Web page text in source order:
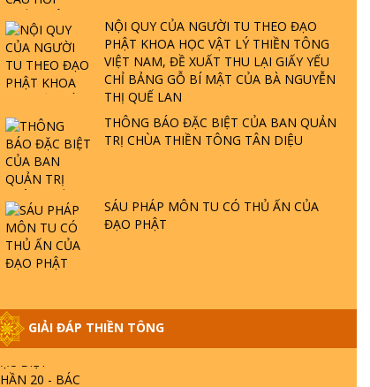
NỘI QUY CỦA NGƯỜI TU THEO ĐẠO
PHẬT KHOA HỌC VẬT LÝ THIỀN TÔNG
VIỆT NAM, ĐỀ XUẤT THU LẠI GIẤY YẾU
CHỈ BẢNG GỖ BÍ MẬT CỦA BÀ NGUYỄN
THỊ QUẾ LAN
THÔNG BÁO ĐẶC BIỆT CỦA BAN QUẢN
TRỊ CHÙA THIỀN TÔNG TÂN DIỆU
SÁU PHÁP MÔN TU CÓ THỦ ẤN CỦA
ĐẠO PHẬT
GIẢI ĐÁP THIỀN TÔNG
GIẢI ĐÁP THIỀN TÔNG ĐẶC BIỆT P22 - TẠI
SAO TRÁI ĐẤT NHIỀU THIÊN TAI - LŨ LỤT
- HỎA HOẠN | TTTD
GIẢI ĐÁP THIỀN TÔNG ĐẶC BIỆT P21 - TẠI
GIẢI ĐÁP VỀ LỄ TIỄN THIỀN TÔNG SƯ
GIẢI ĐÁP THIỀN TÔNG ĐẶC BIỆT PHẦN 20
- BÁC NGUYỄN NHÂN LÀ AI? PHIỀN NÃO